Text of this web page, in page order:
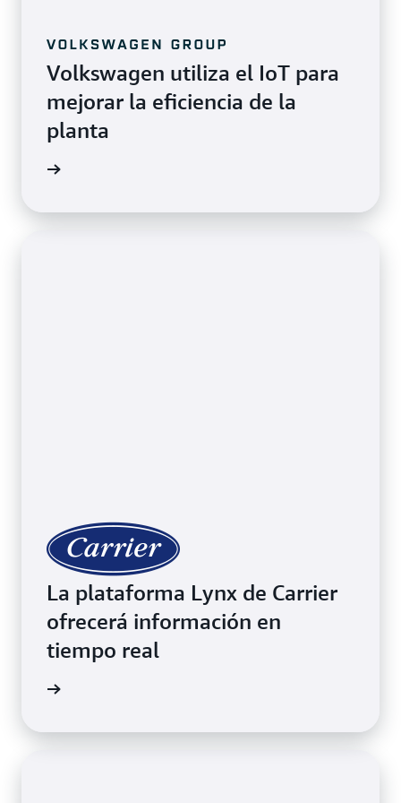
Volkswagen utiliza el IoT para
mejorar la eficiencia de la
planta
La plataforma Lynx de Carrier
ofrecerá información en
tiempo real